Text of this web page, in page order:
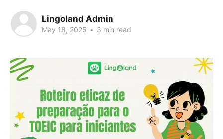
Lingoland Admin
May 18, 2025 • 3 min read